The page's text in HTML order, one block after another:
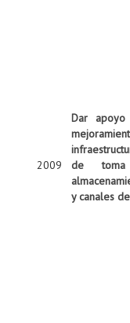
2009
Dar
de
y canales